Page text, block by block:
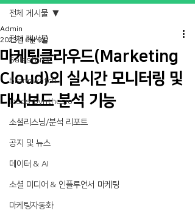
전체 게시물
Salesforce
Brandwatch
Ipsos Synthesio
소셜리스닝/분석 리포트
공지 및 뉴스
데이터 & AI
소셜 미디어 & 인플루언서 마케팅
마케팅자동화
전체 게시물
마케팅클라우드(Marketing
Cloud)의 실시간 모니터링 및
대시보드 분석 기능
Admin
2023년 6월 9일